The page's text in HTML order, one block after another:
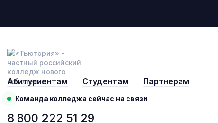
Абитуриентам Студентам Партнерам
Команда колледжа сейчас на связи
8 800 222 51 29